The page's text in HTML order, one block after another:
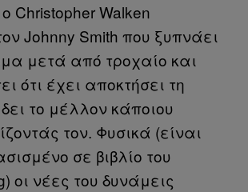
Christopher Walken
Johnny Smith που ξυπνάει
μετά από τροχαίο και
ότι έχει αποκτήσει τη
το μέλλον κάποιου
τον. Φυσικά (είναι
σε βιβλίο του
οι νέες του δυνάμεις